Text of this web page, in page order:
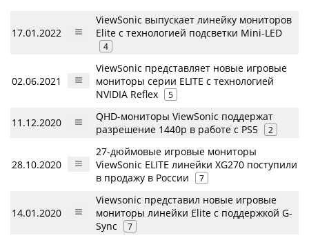
17.01.2022
ViewSonic выпускает линейку мониторов
Elite с технологией подсветки Mini-LED
4
02.06.2021
ViewSonic представляет новые игровые
мониторы серии ELITE с технологией
NVIDIA Reflex
5
11.12.2020
QHD-мониторы ViewSonic поддержат
разрешение 1440p в работе с PS5
2
28.10.2020
27-дюймовые игровые мониторы
ViewSonic ELITE линейки XG270 поступили
в продажу в России
7
14.01.2020
Viewsonic представил новые игровые
мониторы линейки Elite с поддержкой G-
Sync
7